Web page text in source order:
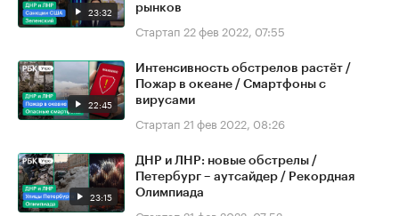
23:32
рынков
Стартап 22 фев 2022, 07:55
22:45
Интенсивность обстрелов растёт /
Пожар в океане / Смартфоны с
вирусами
Стартап 21 фев 2022, 08:26
23:15
ДНР и ЛНР: новые обстрелы /
Петербург – аутсайдер / Рекордная
Олимпиада